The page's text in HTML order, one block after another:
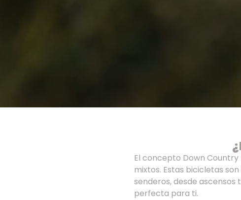
El concepto Down
mixtos. Estas bicicletas
senderos, desde ascensos
perfecta para ti.